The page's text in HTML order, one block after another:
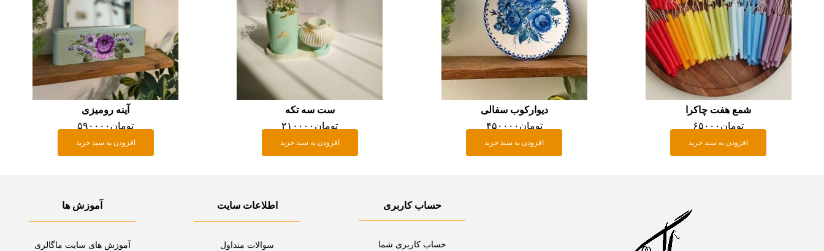
شمع هفت چاکرا
تومان ۶۵۰۰۰
افزودن به سبد خرید
دیوارکوب سفالی
تومان ۴۵۰۰۰۰
افزودن به سبد خرید
ست سه تکه
تومان ۲۱۰۰۰۰
افزودن به سبد خرید
آینه رومیزی
تومان ۵۹۰۰۰۰
افزودن به سبد خرید
حساب کاربری
حساب کاربری شما
اطلاعات سایت
سوالات متداول
آموزش ها
آموزش های سایت ماگالری